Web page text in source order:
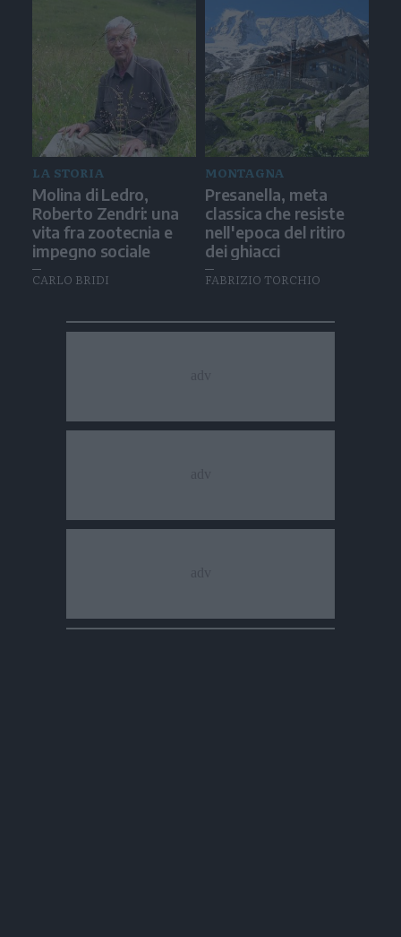
LA STORIA
Molina di Ledro,
Roberto Zendri: una
vita fra zootecnia e
impegno sociale
CARLO BRIDI
MONTAGNA
Presanella, meta
classica che resiste
nell'epoca del ritiro
dei ghiacci
FABRIZIO TORCHIO